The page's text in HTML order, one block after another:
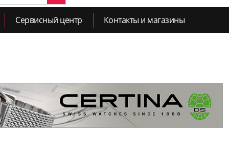
Сервисный центр Контакты и магазины